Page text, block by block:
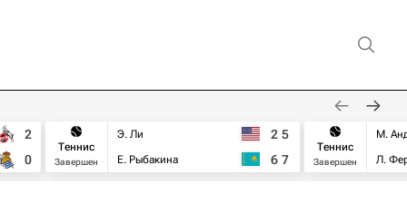
2
0
Теннис
Завершен
Э. Ли
Е. Рыбакина
2 5
6 7
Теннис
Завершен
М.
Л.